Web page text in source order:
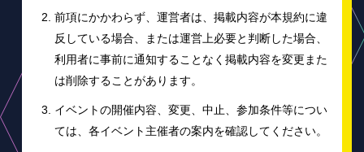
前項にかかわらず、運営者は、掲載内容が本規約に違
反している場合、または運営上必要と判断した場合、
利用者に事前に通知することなく掲載内容を変更また
は削除することがあります。
イベントの開催内容、変更、中止、参加条件等につい
ては、各イベント主催者の案内を確認してください。